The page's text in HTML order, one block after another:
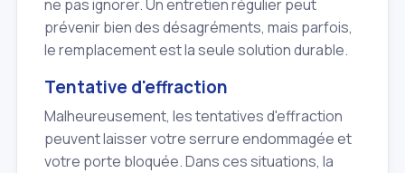
ne pas ignorer. Un entretien régulier peut
prévenir bien des désagréments, mais parfois,
le remplacement est la seule solution durable.
Tentative d'effraction
Malheureusement, les tentatives d'effraction
peuvent laisser votre serrure endommagée et
votre porte bloquée. Dans ces situations, la